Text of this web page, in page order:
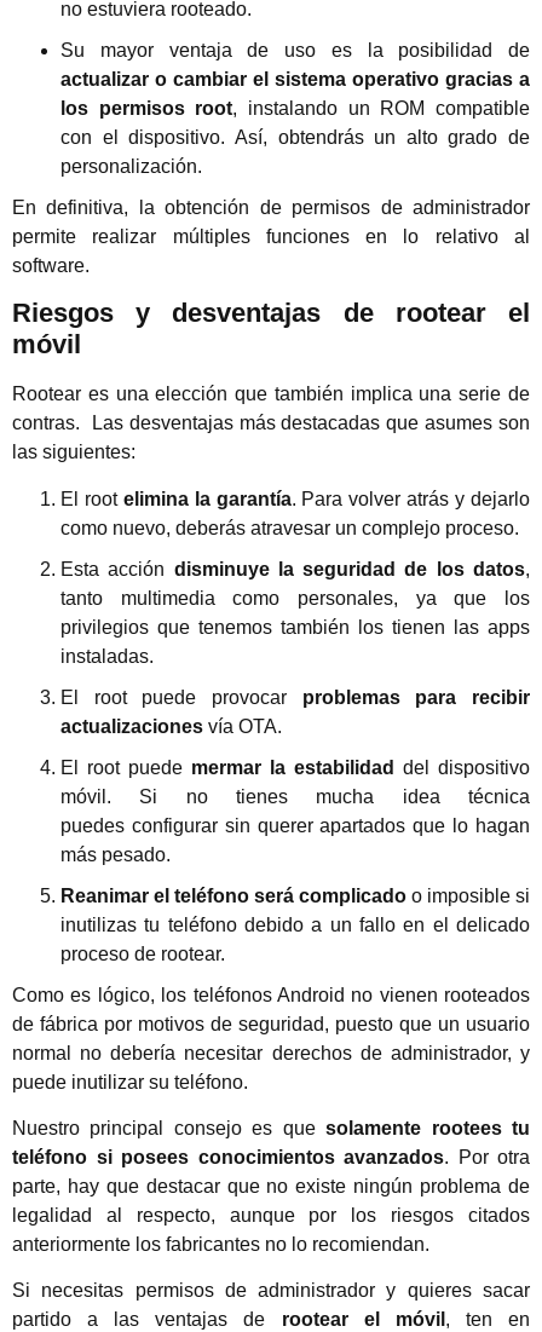
no estuviera rooteado.
Su mayor ventaja de uso es la posibilidad de
actualizar o cambiar el sistema operativo gracias a
los permisos root, instalando un ROM compatible
con el dispositivo. Así, obtendrás un alto grado de
personalización.
En definitiva, la obtención de permisos de administrador
permite realizar múltiples funciones en lo relativo al
software.
Riesgos y desventajas de rootear el
móvil
Rootear es una elección que también implica una serie de
contras. Las desventajas más destacadas que asumes son
las siguientes:
El root elimina la garantía. Para volver atrás y dejarlo
como nuevo, deberás atravesar un complejo proceso.
Esta acción disminuye la seguridad de los datos,
tanto multimedia como personales, ya que los
privilegios que tenemos también los tienen las apps
instaladas.
El root puede provocar problemas para recibir
actualizaciones vía OTA.
El root puede mermar la estabilidad del dispositivo
móvil. Si no tienes mucha idea técnica
puedes configurar sin querer apartados que lo hagan
más pesado.
Reanimar el teléfono será complicado o imposible si
inutilizas tu teléfono debido a un fallo en el delicado
proceso de rootear.
Como es lógico, los teléfonos Android no vienen rooteados
de fábrica por motivos de seguridad, puesto que un usuario
normal no debería necesitar derechos de administrador, y
puede inutilizar su teléfono.
Nuestro principal consejo es quesolamente rootees tu
teléfono si posees conocimientos avanzados. Por otra
parte, hay que destacar que no existe ningún problema de
legalidad al respecto, aunque por los riesgos citados
anteriormente los fabricantes no lo recomiendan.
Si necesitas permisos de administrador y quieres sacar
partido a las ventajas de rootear el móvil , ten en